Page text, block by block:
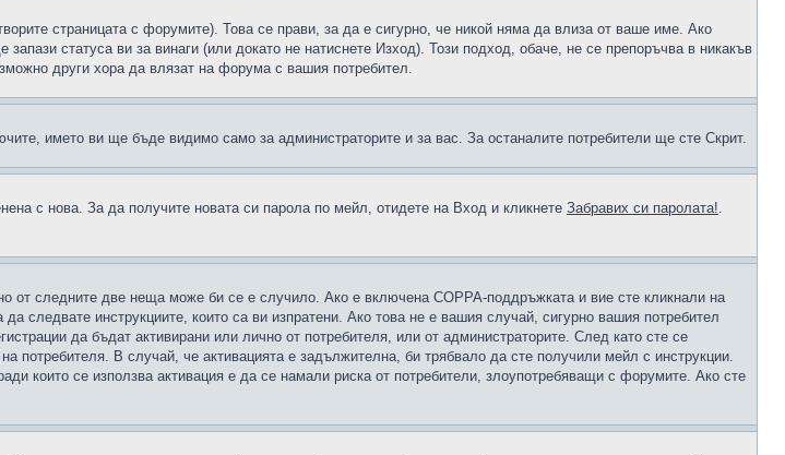
страницата с форумите). Това се прави, за да е сигурно, че никой няма да влиза от ваше име. Ако
запази статуса ви за винаги (или докато не натиснете Изход). Този подход, обаче, не се препоръчва в никакъв
други хора да влязат на форума с вашия потребител.
името ви ще бъде видимо само за администраторите и за вас. За останалите потребители ще сте Скрит.
с нова. За да получите новата си парола по мейл, отидете на Вход и кликнете Забравих си паролата!.
от следните две неща може би се е случило. Ако е включена COPPA-поддръжката и вие сте кликнали на
да следвате инструкциите, които са ви изпратени. Ако това не е вашия случай, сигурно вашия потребител
да бъдат активирани или лично от потребителя, или от администраторите. След като сте се
потребителя. В случай, че активацията е задължителна, би трябвало да сте получили мейл с инструкции.
които се използва активация е да се намали риска от потребители, злоупотребяващи с форумите. Ако сте